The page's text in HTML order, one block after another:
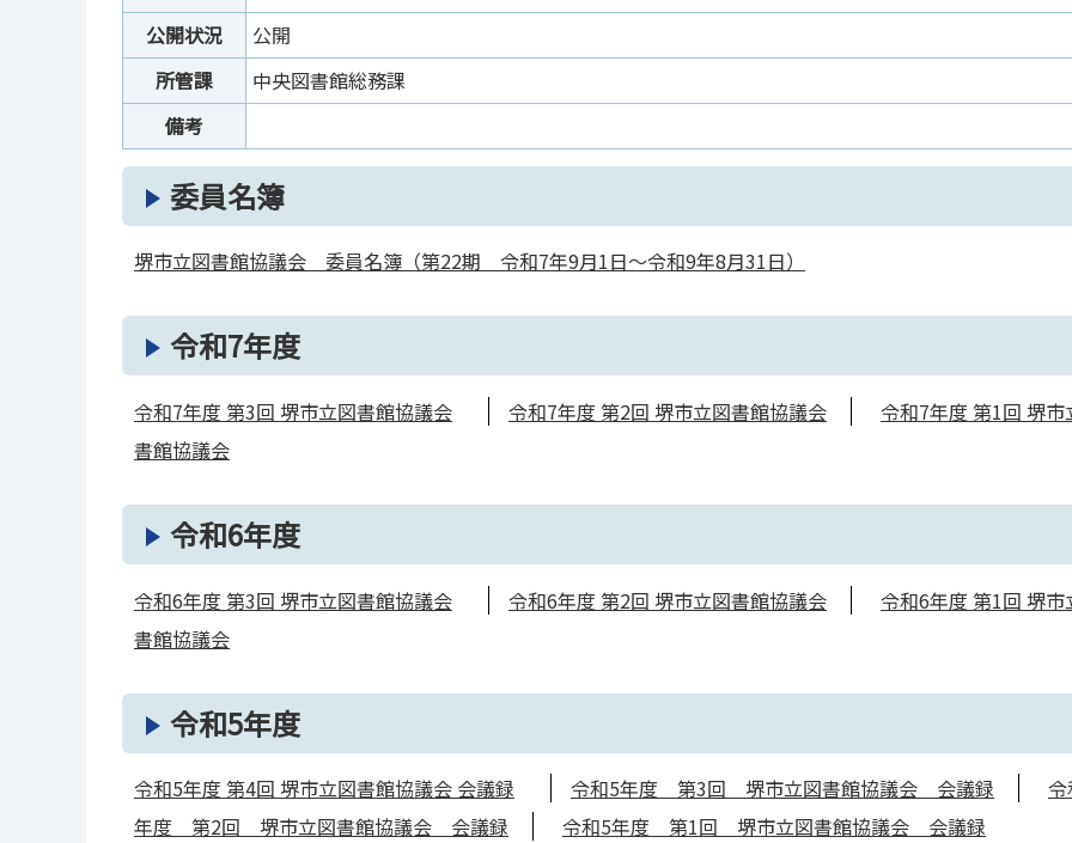
公開状況
公開
所管課
中央図書館総務課
備考
委員名簿
堺市立図書館協議会 委員名簿（第22期 令和7年9月1日～令和9年8月31日）
令和7年度
令和7年度 第3回 堺市立図書館協議会 令和7年度 第2回 堺市立図書館協議会
令和7年度 第1回 堺市
書館協議会
令和6年度
令和6年度 第3回 堺市立図書館協議会 令和6年度 第2回 堺市立図書館協議会
令和6年度 第1回 堺市
書館協議会
令和5年度
令和5年度 第4回 堺市⽴図書館協議会 会議録 令和5年度 第3回 堺市立図書館協議会 会議録
年度 第2回 堺市立図書館協議会 会議録
令和5年度 第1回 堺市立図書館協議会 会議録